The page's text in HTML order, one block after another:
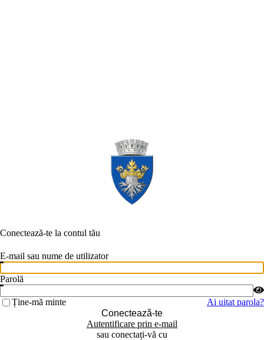
Conectează-te la contul tău
E-mail sau nume de utilizator
Parolă
Ține-mă minte
Ai uitat parola?
Conecteazǎ-te
Autentificare prin e-mail
sau conectați-vă cu